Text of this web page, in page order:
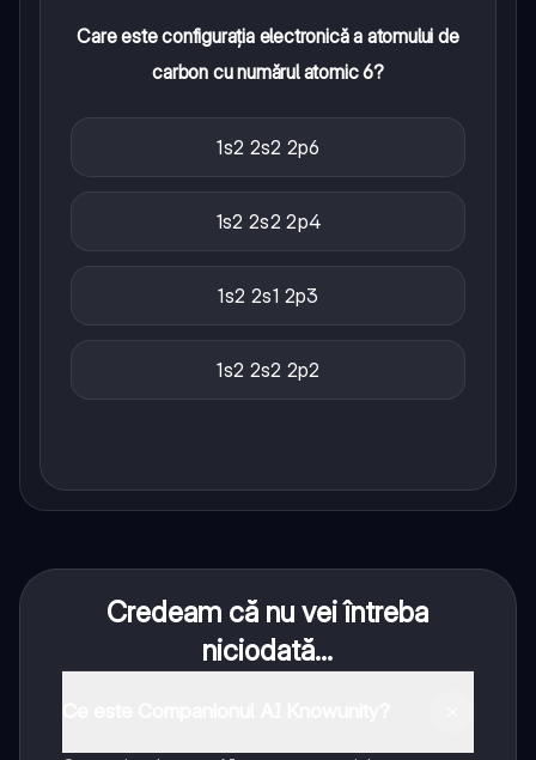
Care este configurația electronică a atomului de
carbon cu numărul atomic 6?
1s2 2s2 2p6
1s2 2s2 2p4
1s2 2s1 2p3
1s2 2s2 2p2
Credeam că nu vei întreba
niciodată...